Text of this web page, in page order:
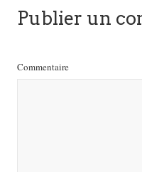
Publier un
Commentaire